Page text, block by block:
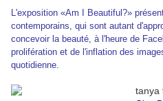
L'exposition «Am I Beautiful?»
contemporains, qui sont autant
concevoir la beauté, à l'heure de
prolifération et de l'inflation des
quotidienne.